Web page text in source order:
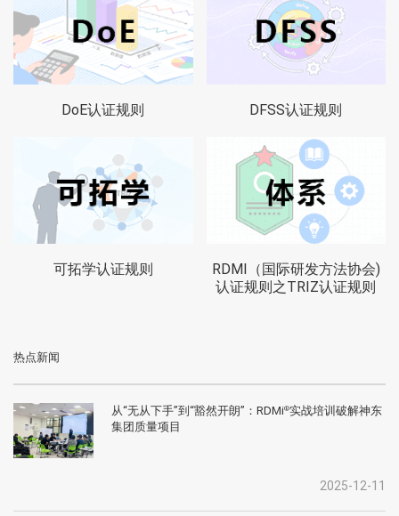
DoE认证规则 DFSS认证规则
可拓学认证规则
RDMI（国际研发方法协会)
认证规则之TRIZ认证规则
热点新闻
从“无从下手”到“豁然开朗”：RDMi®实战培训破解神东
集团质量项目
2025-12-11